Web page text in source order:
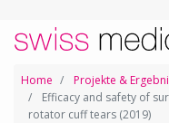
Home
Projekte &
Efficacy and safety of
rotator cuff tears (2019)